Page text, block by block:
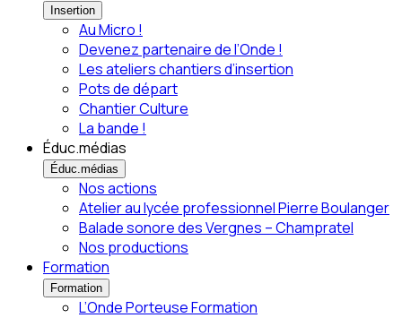
Insertion
Au Micro !
Devenez partenaire de l’Onde !
Les ateliers chantiers d’insertion
Pots de départ
Chantier Culture
La bande !
Éduc.médias
Éduc.médias
Nos actions
Atelier au lycée professionnel Pierre Boulanger
Balade sonore des Vergnes – Champratel
Nos productions
Formation
Formation
L’Onde Porteuse Formation